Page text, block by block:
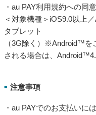
・au PAY利用規約への同
＜対象機種＞iOS9.0以上
タブレット
（3G除く）※Android™を
される場合は、
■ 注意事項
・au PAYでのお支払いに